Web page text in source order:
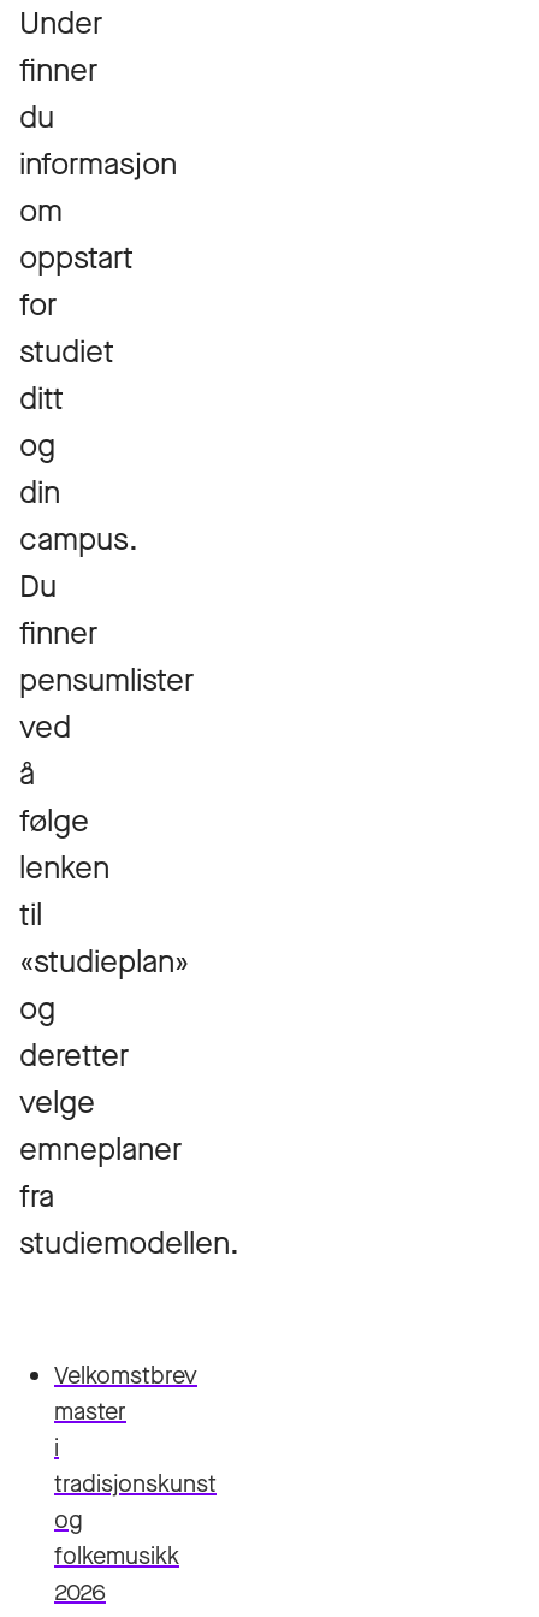
Under
finner
du
informasjon
om
oppstart
for
studiet
ditt
og
din
campus.
Du
finner
pensumlister
ved
å
følge
lenken
til
«studieplan»
og
deretter
velge
emneplaner
fra
studiemodellen.
Velkomstbrev
master
i
tradisjonskunst
og
folkemusikk
2026